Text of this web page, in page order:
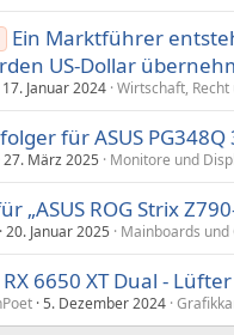
Ein Marktführer
US-Dollar
17. Januar 2024 Wirtschaft,
für ASUS PG348Q
27. März 2025 Monitore und
„ASUS ROG Strix
20. Januar 2025 Mainboards und
RX 6650 XT Dual -
5. Dezember 2024